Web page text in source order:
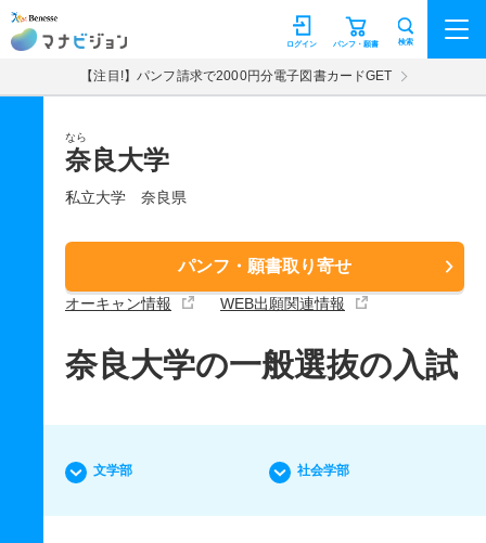
マナビジョン パンフ・願書
ログイン 検索
【注目!】パンフ請求で2000円分電子図書カードGET
なら
奈良大学
私立大学 奈良県
パンフ・願書取り寄せ
オーキャン情報 WEB出願関連情報
奈良大学の一般選抜の入試
文学部 社会学部